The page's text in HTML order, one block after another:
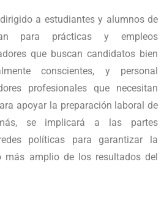
a estudiantes y alumnos de
para prácticas y empleos
que buscan candidatos bien
conscientes, y personal
profesionales que necesitan
apoyar la preparación laboral de
se implicará a las partes
políticas para garantizar la
más amplio de los resultados del